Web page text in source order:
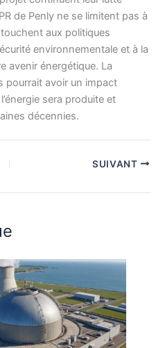
de Penly ne se limitent pas à
aux politiques
environnementale et à la
avenir énergétique. La
pourrait avoir un impact
sera produite et
décennies.
SUIVANT